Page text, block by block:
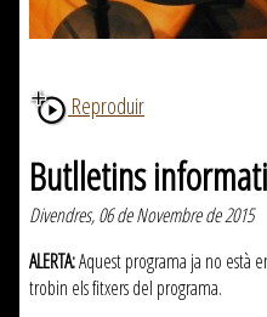
Reproduir
Butlletins
Divendres, 06 de Novembre de 2015
ALERTA:Aquest programa ja no està
trobin els fitxers del programa.